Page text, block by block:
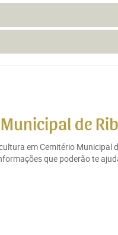
de
em Cemitério Municipal
que poderão te